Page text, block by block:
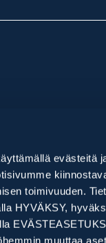
evästeitä
toimivuuden.
HYVÄKSY,
muuttaa